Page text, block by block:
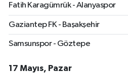
Fatih Karagümrük - Alanyaspor
Gaziantep FK - Başakşehir
Samsunspor - Göztepe
17 Mayıs, Pazar